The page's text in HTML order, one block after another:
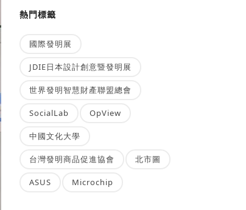
熱門標籤
國際發明展
JDIE日本設計創意暨發明展
世界發明智慧財產聯盟總會
SocialLab OpView
中國文化大學
台灣發明商品促進協會 北市圖
ASUS Microchip